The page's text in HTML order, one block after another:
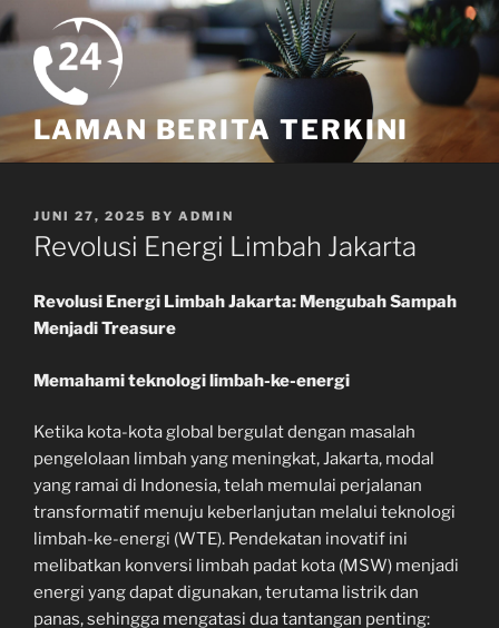
Skip
to
content
LAMAN BERITA TERKINI
POSTED
ON
JUNI 27, 2025 BY ADMIN
Revolusi Energi Limbah Jakarta
Revolusi Energi Limbah Jakarta: Mengubah Sampah
Menjadi Treasure
Memahami teknologi limbah-ke-energi
Ketika kota-kota global bergulat dengan masalah
pengelolaan limbah yang meningkat, Jakarta, modal
yang ramai di Indonesia, telah memulai perjalanan
transformatif menuju keberlanjutan melalui teknologi
limbah-ke-energi (WTE). Pendekatan inovatif ini
melibatkan konversi limbah padat kota (MSW) menjadi
energi yang dapat digunakan, terutama listrik dan
panas, sehingga mengatasi dua tantangan penting: